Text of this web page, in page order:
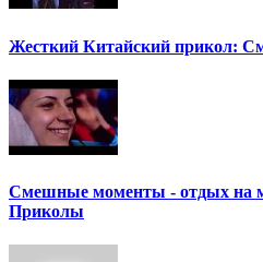
Жесткий Китайский прикол:
Смешные моменты - отдых на
Приколы